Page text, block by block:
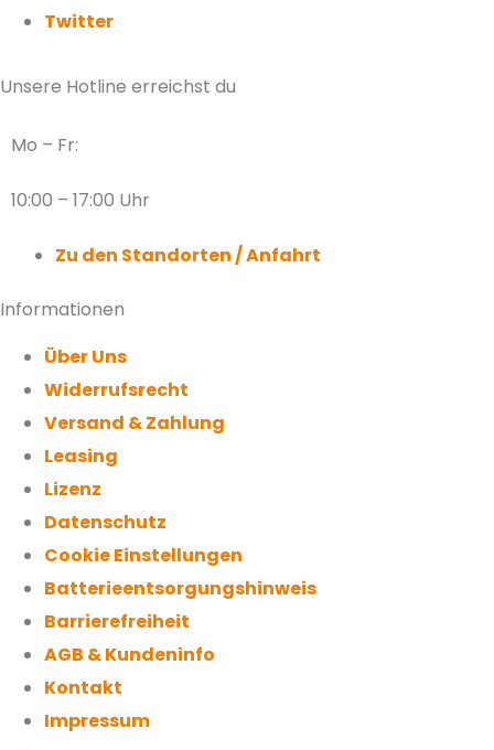
Twitter
Unsere Hotline erreichst du
Mo – Fr:
10:00 – 17:00 Uhr
Zu den Standorten / Anfahrt
Informationen
Über Uns
Widerrufsrecht
Versand & Zahlung
Leasing
Lizenz
Datenschutz
Cookie Einstellungen
Batterieentsorgungshinweis
Barrierefreiheit
AGB & Kundeninfo
Kontakt
Impressum